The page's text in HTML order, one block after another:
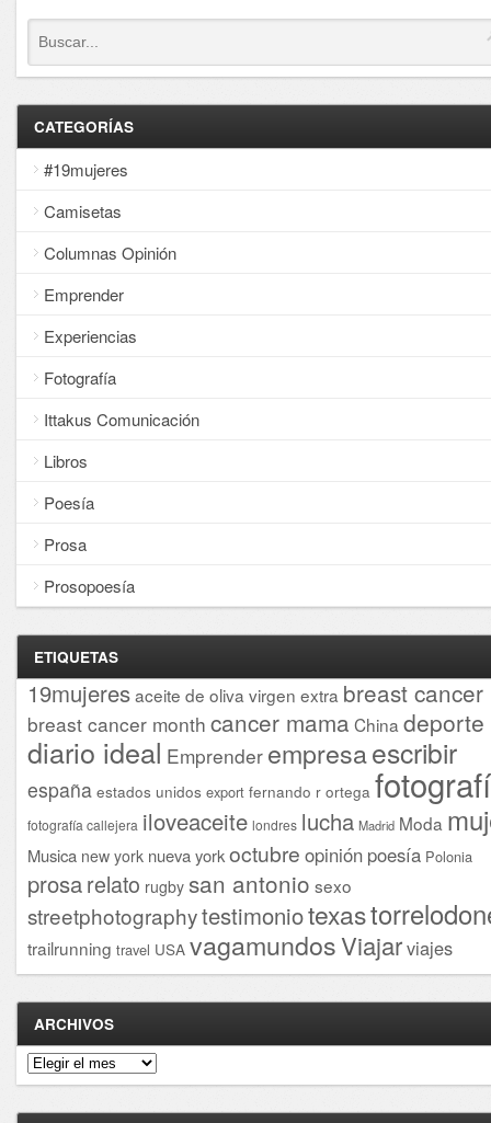
CATEGORÍAS
#19mujeres
Camisetas
Columnas Opinión
Emprender
Experiencias
Fotografía
Ittakus Comunicación
Libros
Poesía
Prosa
Prosopoesía
ETIQUETAS
19mujeresaceite de oliva virgen extra breast cancer
breast cancer month cancer mama China deporte
diario ideal Emprender empresaescribir
españa estados unidos export fernando r ortega
fotografía callejera iloveaceite londres lucha Madrid Moda
Musica new york nueva yorkoctubre opinión poesía Polonia
prosarelato rugby san antonio sexo
streetphotographytestimoniotexas
trailrunning travel USA vagamundosViajarviajes
ARCHIVOS
Archivos